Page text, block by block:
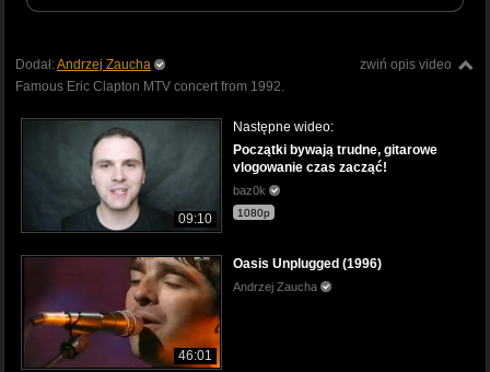
zwiń opis video
Dodał:Andrzej Zaucha
Famous Eric Clapton MTV concert from 1992.
09:10
Następne wideo:
Początki bywają trudne, gitarowe
vlogowanie czas zacząć!
baz0k
1080p
46:01
Oasis Unplugged (1996)
Andrzej Zaucha